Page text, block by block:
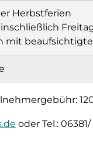
Herbstferien
mit
oder Tel.: